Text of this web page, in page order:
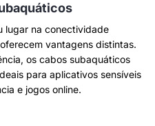
lugar na conectividade
vantagens distintas.
os cabos subaquáticos
para aplicativos sensíveis
e jogos online.